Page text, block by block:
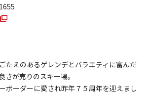
表示
たえのあるゲレンデとバラエティに富んだ
さが売りのスキー場。
ボーダーに愛され昨年７５周年を迎えまし